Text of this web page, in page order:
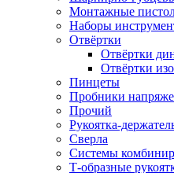
Монтажные
Наборы
Отвёртки
Отвёртки
Отвёртки
Пинцеты
Пробники
Прочий
Рукоятка-
Сверла
Системы
Т-образные